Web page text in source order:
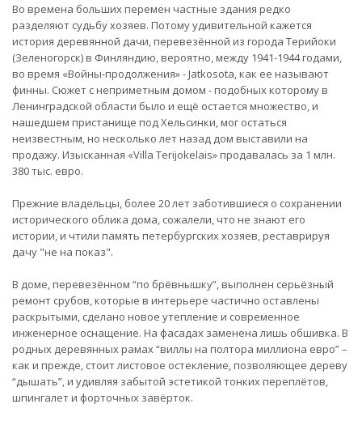
Во времена больших перемен частные здания редко
разделяют судьбу хозяев. Потому удивительной кажется
история деревянной дачи, перевезённой из города Терийоки
(Зеленогорск) в Финляндию, вероятно, между 1941-1944 годами,
во время «Войны-продолжения» - Jatkosota, как ее называют
финны. Сюжет с неприметным домом - подобных которому в
Ленинградской области было и ещё остается множество, и
нашедшем пристанище под Хельсинки, мог остаться
неизвестным, но несколько лет назад дом выставили на
продажу. Изысканная «Villa Terijokelais» продавалась за 1 млн.
380 тыс. евро.
Прежние владельцы, более 20 лет заботившиеся о сохранении
исторического облика дома, сожалели, что не знают его
истории, и чтили память петербургских хозяев, реставрируя
дачу "не на показ".
В доме, перевезённом “по брёвнышку”, выполнен серьёзный
ремонт срубов, которые в интерьере частично оставлены
раскрытыми, сделано новое утепление и современное
инженерное оснащение. На фасадах заменена лишь обшивка. В
родных деревянных рамах “виллы на полтора миллиона евро” –
как и прежде, стоит листовое остекление, позволяющее дереву
“дышать”, и удивляя забытой эстетикой тонких переплётов,
шпингалет и форточных завёрток.